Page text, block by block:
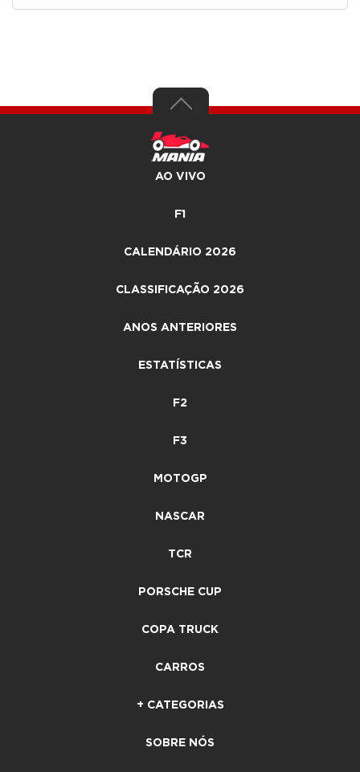
AO VIVO
F1
CALENDÁRIO 2026
CLASSIFICAÇÃO 2026
ANOS ANTERIORES
ESTATÍSTICAS
F2
F3
MOTOGP
NASCAR
TCR
PORSCHE CUP
COPA TRUCK
CARROS
+ CATEGORIAS
SOBRE NÓS